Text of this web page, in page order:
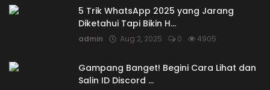
5 Trik WhatsApp 2025 yang Jarang
Diketahui Tapi Bikin H...
admin Aug 2, 2025 0 4905
Gampang Banget! Begini Cara Lihat dan
Salin ID Discord ...